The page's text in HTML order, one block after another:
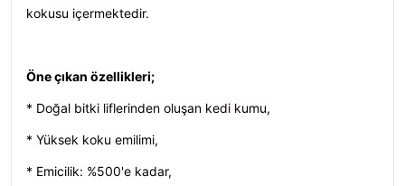
kokusu içermektedir.
Öne çıkan özellikleri;
* Doğal bitki liflerinden oluşan kedi kumu,
* Yüksek koku emilimi,
* Emicilik: %500'e kadar,